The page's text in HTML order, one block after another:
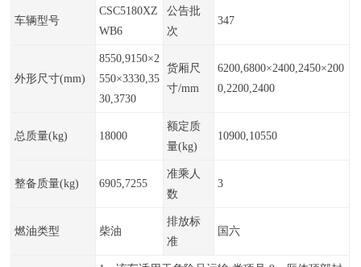
车辆型号
CSC5180XZ
WB6
公告批
次
347
外形尺寸(mm)
8550,9150×2
550×3330,35
30,3730
货厢尺
寸/mm
6200,6800×2400,2450×200
0,2200,2400
总质量(kg) 18000
额定质
量(kg)
10900,10550
整备质量(kg) 6905,7255
准乘人
数
3
燃油类型 柴油
排放标
准
国六